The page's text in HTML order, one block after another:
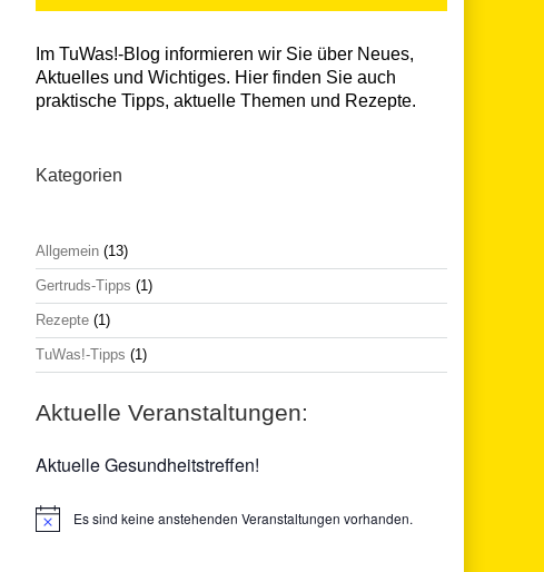
Im TuWas!-Blog informieren wir Sie über Neues,
Aktuelles und Wichtiges. Hier finden Sie auch
praktische Tipps, aktuelle Themen und Rezepte.
Kategorien
Allgemein (13)
Gertruds-Tipps (1)
Rezepte (1)
TuWas!-Tipps (1)
Aktuelle Veranstaltungen:
Aktuelle Gesundheitstreffen!
HinweisEs sind keine anstehenden Veranstaltungen vorhanden.